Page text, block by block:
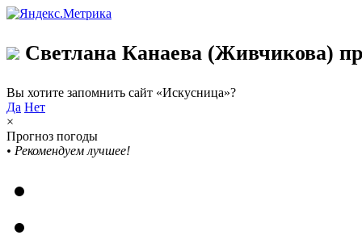
Светлана Канаева (Живчикова)
Вы хотите запомнить сайт «Искусница»?
Да Нет
×
Прогноз погоды
• Рекомендуем лучшее!